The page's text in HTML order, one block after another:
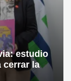
estudio
cerrar la